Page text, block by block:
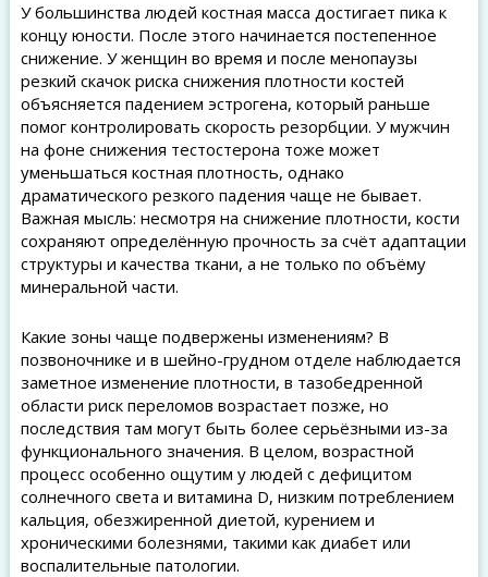
У большинства людей костная масса достигает пика к
концу юности. После этого начинается постепенное
снижение. У женщин во время и после менопаузы
резкий скачок риска снижения плотности костей
объясняется падением эстрогена, который раньше
помог контролировать скорость резорбции. У мужчин
на фоне снижения тестостерона тоже может
уменьшаться костная плотность, однако
драматического резкого падения чаще не бывает.
Важная мысль: несмотря на снижение плотности, кости
сохраняют определённую прочность за счёт адаптации
структуры и качества ткани, а не только по объёму
минеральной части.
Какие зоны чаще подвержены изменениям? В
позвоночнике и в шейно-грудном отделе наблюдается
заметное изменение плотности, в тазобедренной
области риск переломов возрастает позже, но
последствия там могут быть более серьёзными из-за
функционального значения. В целом, возрастной
процесс особенно ощутим у людей с дефицитом
солнечного света и витамина D, низким потреблением
кальция, обезжиренной диетой, курением и
хроническими болезнями, такими как диабет или
воспалительные патологии.